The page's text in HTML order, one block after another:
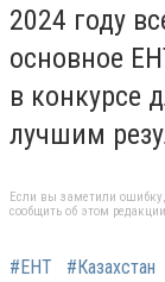
2024 году
основное
в конкурсе
лучшим
Если вы заметили
сообщить об этом редакции
#ЕНТ #Казахстан